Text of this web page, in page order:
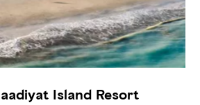
Island Resort